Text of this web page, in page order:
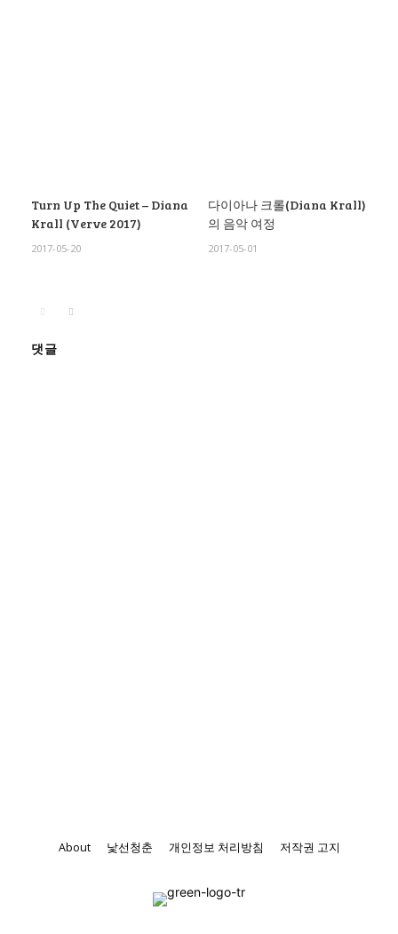
Turn Up The Quiet – Diana
Krall (Verve 2017)
2017-05-20
다이아나 크롤(Diana Krall)
의 음악 여정
2017-05-01
댓글
About 낯선청춘 개인정보 처리방침 저작권 고지